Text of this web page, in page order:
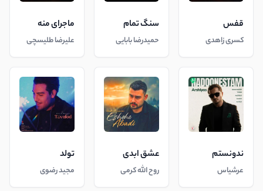
قفس
کسری زاهدی
سنگ تمام
حمیدرضا بابایی
ماجرای منه
علیرضا طلیسچی
ندونستم
عرشیاس
عشق ابدی
روح الله کرمی
تولد
مجید رضوی